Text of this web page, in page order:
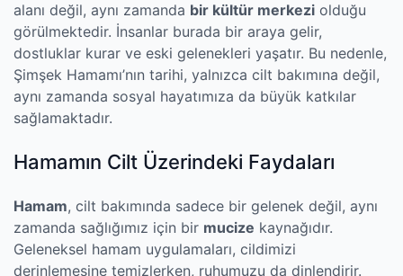
alanı değil, aynı zamanda bir kültür merkezi olduğu
görülmektedir. İnsanlar burada bir araya gelir,
dostluklar kurar ve eski gelenekleri yaşatır. Bu nedenle,
Şimşek Hamamı’nın tarihi, yalnızca cilt bakımına değil,
aynı zamanda sosyal hayatımıza da büyük katkılar
sağlamaktadır.
Hamamın Cilt Üzerindeki Faydaları
Hamam, cilt bakımında sadece bir gelenek değil, aynı
zamanda sağlığımız için bir mucize kaynağıdır.
Geleneksel hamam uygulamaları, cildimizi
derinlemesine temizlerken, ruhumuzu da dinlendirir.